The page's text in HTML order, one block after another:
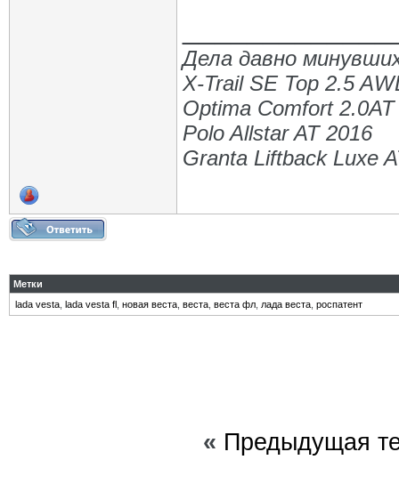
Дела давно
X-Trail SE Top 2.5
Optima Comfort
Polo Allstar AT 2016
Granta Liftback Luxe
Метки
lada vesta lada vesta fl новая веста веста веста фл лада веста роспатент
« Предыдущая